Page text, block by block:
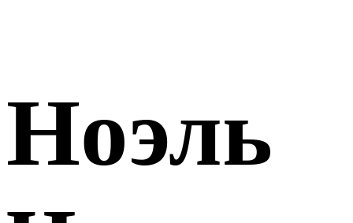
Ноэль